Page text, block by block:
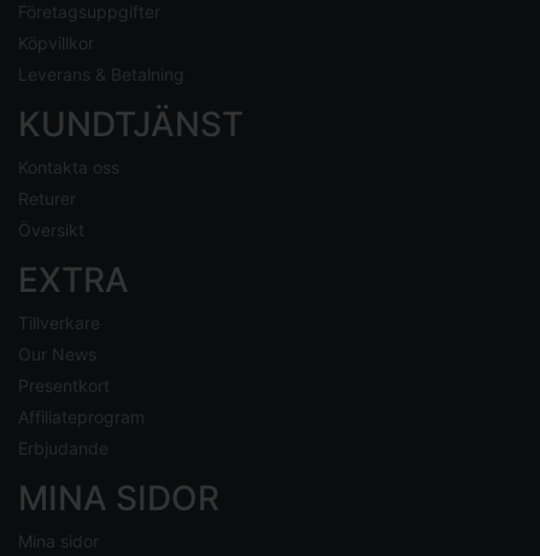
Företagsuppgifter
Köpvillkor
Leverans & Betalning
KUNDTJÄNST
Kontakta oss
Returer
Översikt
EXTRA
Tillverkare
Our News
Presentkort
Affiliateprogram
Erbjudande
MINA SIDOR
Mina sidor